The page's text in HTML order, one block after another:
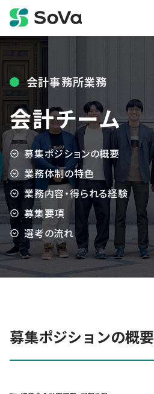
会計事務所業務
会計チーム
募集ポジションの概要
業務体制の特色
業務内容・得られる経験
募集要項
選考の流れ
募集ポジションの概要